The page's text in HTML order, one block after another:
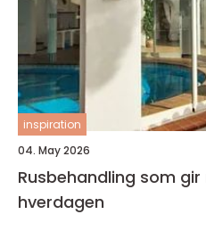
inspiration
04. May 2026
Rusbehandling som gir
hverdagen